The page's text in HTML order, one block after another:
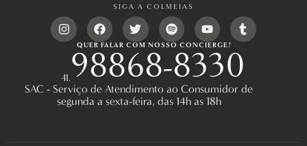
QUER FALAR COM NOSSO CONCIERGE?
41.98868-8330
SAC - Serviço de Atendimento ao Consumidor de
segunda a sexta-feira, das 14h as 18h
SIGA A COLMEIAS